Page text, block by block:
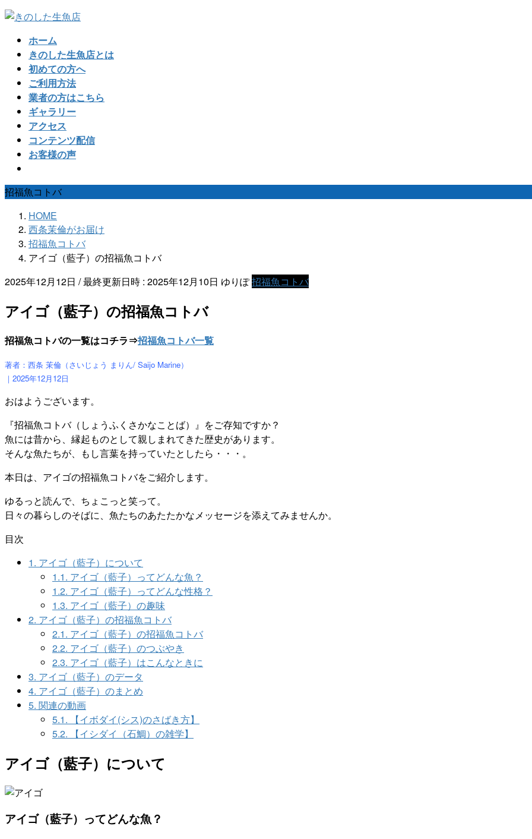
コ
ナ
ホーム
きのした生魚店とは
初めての方へ
ご利用方法
業者の方はこちら
ギャラリー
アクセス
コンテンツ配信
お客様の声
招福魚コトバ
HOME
西条茉倫がお届け
招福魚コトバ
アイゴ（藍子）の招福魚コトバ
2025年12月12日 / 最終更新日時 : 2025年12月10日 ゆりぽ招福魚コトバ
アイゴ（藍子）の招福魚コトバ
招福魚コトバの一覧はコチラ⇒招福魚コトバ一覧
著者：西条 茉倫（さいじょう まりん/ Saijo Marine）
｜2025年12月12日
おはようございます。
『招福魚コトバ（しょうふくさかなことば）』をご存知ですか？
魚には昔から、縁起ものとして親しまれてきた歴史があります。
そんな魚たちが、もし言葉を持っていたとしたら・・・。
本日は、アイゴの招福魚コトバをご紹介します。
ゆるっと読んで、ちょこっと笑って。
日々の暮らしのそばに、魚たちのあたたかなメッセージを添えてみませんか。
目次
1. アイゴ（藍子）について
1.1. アイゴ（藍子）ってどんな魚？
1.2. アイゴ（藍子）ってどんな性格？
1.3. アイゴ（藍子）の趣味
2. アイゴ（藍子）の招福魚コトバ
2.1. アイゴ（藍子）の招福魚コトバ
2.2. アイゴ（藍子）のつぶやき
2.3. アイゴ（藍子）はこんなときに
3. アイゴ（藍子）のデータ
4. アイゴ（藍子）のまとめ
5. 関連の動画
5.1. 【イボダイ(シス)のさばき方】
5.2. 【イシダイ（石鯛）の雑学】
アイゴ（藍子）について
アイゴ（藍子）ってどんな魚？